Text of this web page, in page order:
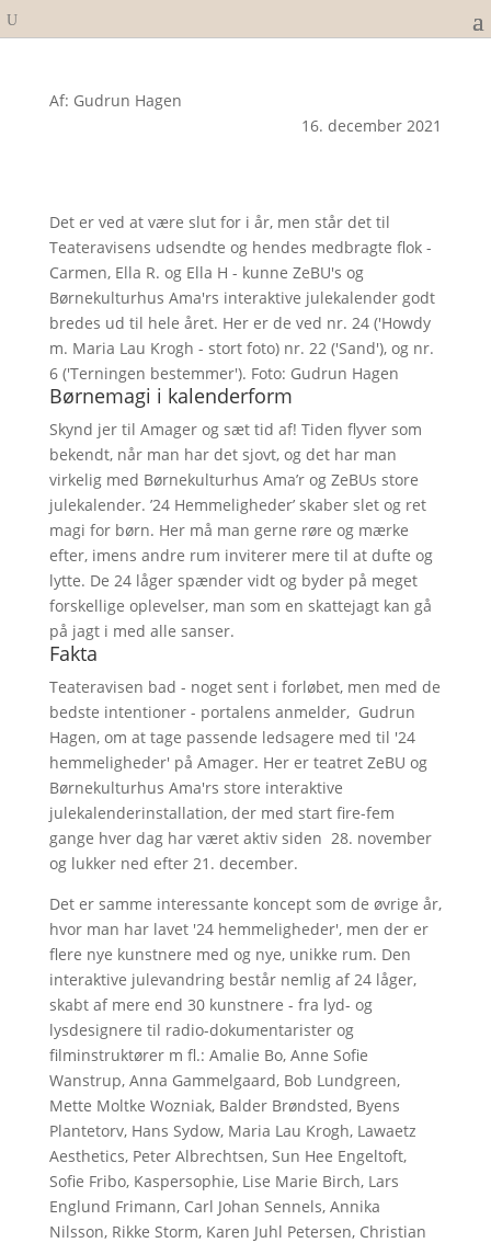
Af: Gudrun Hagen
16. december 2021
Det er ved at være slut for i år, men står det til
Teateravisens udsendte og hendes medbragte flok -
Carmen, Ella R. og Ella H - kunne ZeBU's og
Børnekulturhus Ama'rs interaktive julekalender godt
bredes ud til hele året. Her er de ved nr. 24 ('Howdy
m. Maria Lau Krogh - stort foto) nr. 22 ('Sand'), og nr.
6 ('Terningen bestemmer'). Foto: Gudrun Hagen
Børnemagi i kalenderform
Skynd jer til Amager og sæt tid af! Tiden flyver som
bekendt, når man har det sjovt, og det har man
virkelig med Børnekulturhus Ama’r og ZeBUs store
julekalender. ’24 Hemmeligheder’ skaber slet og ret
magi for børn. Her må man gerne røre og mærke
efter, imens andre rum inviterer mere til at dufte og
lytte. De 24 låger spænder vidt og byder på meget
forskellige oplevelser, man som en skattejagt kan gå
på jagt i med alle sanser.
Fakta
Teateravisen bad - noget sent i forløbet, men med de
bedste intentioner - portalens anmelder, Gudrun
Hagen, om at tage passende ledsagere med til '24
hemmeligheder' på Amager. Her er teatret ZeBU og
Børnekulturhus Ama'rs store interaktive
julekalenderinstallation, der med start fire-fem
gange hver dag har været aktiv siden 28. november
og lukker ned efter 21. december.
Det er samme interessante koncept som de øvrige år,
hvor man har lavet '24 hemmeligheder', men der er
flere nye kunstnere med og nye, unikke rum. Den
interaktive julevandring består nemlig af 24 låger,
skabt af mere end 30 kunstnere - fra lyd- og
lysdesignere til radio-dokumentarister og
filminstruktører m fl.: Amalie Bo, Anne Sofie
Wanstrup, Anna Gammelgaard, Bob Lundgreen,
Mette Moltke Wozniak, Balder Brøndsted, Byens
Plantetorv, Hans Sydow, Maria Lau Krogh, Lawaetz
Aesthetics, Peter Albrechtsen, Sun Hee Engeltoft,
Sofie Fribo, Kaspersophie, Lise Marie Birch, Lars
Englund Frimann, Carl Johan Sennels, Annika
Nilsson, Rikke Storm, Karen Juhl Petersen, Christian